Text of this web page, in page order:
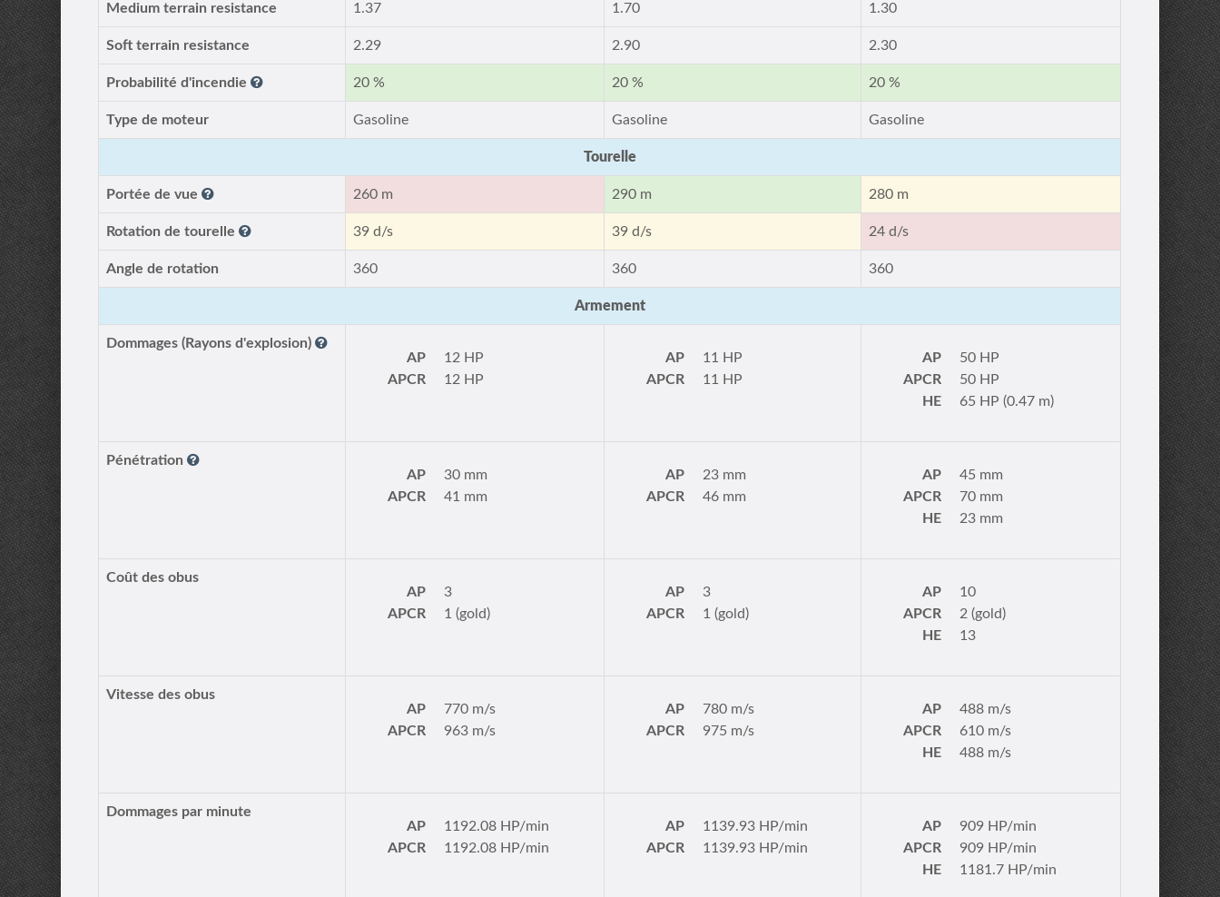
Medium terrain resistance 1.37 1.70 1.30
Soft terrain resistance 2.29 2.90 2.30
Probabilité d'incendie 20 % 20 % 20 %
Type de moteur Gasoline Gasoline Gasoline
Tourelle
Portée de vue 260 m 290 m 280 m
Rotation de tourelle 39 d/s 39 d/s 24 d/s
Angle de rotation 360 360 360
Armement
Dommages (Rayons d'explosion)
AP
12 HP
APCR
12 HP
AP
11 HP
APCR
11 HP
AP
50 HP
APCR
50 HP
HE
65 HP (0.47 m)
Pénétration
AP
30 mm
APCR
41 mm
AP
23 mm
APCR
46 mm
AP
45 mm
APCR
70 mm
HE
23 mm
Coût des obus
AP
3
APCR
1 (gold)
AP
3
APCR
1 (gold)
AP
10
APCR
2 (gold)
HE
13
Vitesse des obus
AP
770 m/s
APCR
963 m/s
AP
780 m/s
APCR
975 m/s
AP
488 m/s
APCR
610 m/s
HE
488 m/s
Dommages par minute
AP
1192.08 HP/min
APCR
1192.08 HP/min
AP
1139.93 HP/min
APCR
1139.93 HP/min
AP
909 HP/min
APCR
909 HP/min
HE
1181.7 HP/min